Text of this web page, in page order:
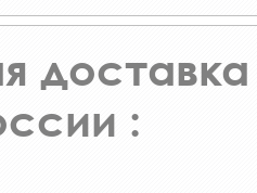
доставка
: